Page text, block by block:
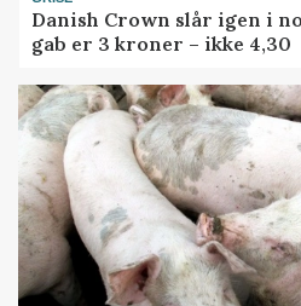
Danish Crown slår igen i
gab er 3 kroner – ikke 4,30